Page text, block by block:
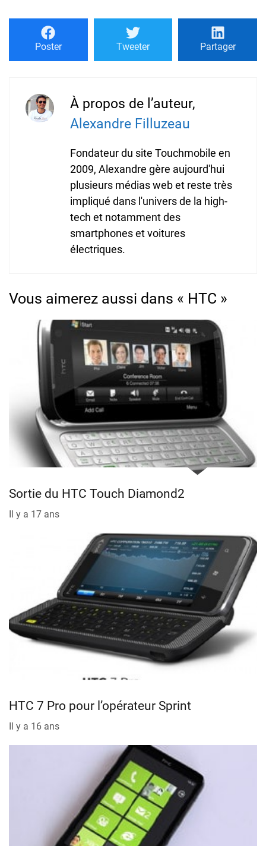
Poster Tweeter Partager
À propos de l’auteur,
Alexandre Filluzeau
Fondateur du site Touchmobile en
2009, Alexandre gère aujourd'hui
plusieurs médias web et reste très
impliqué dans l'univers de la high-
tech et notamment des
smartphones et voitures
électriques.
Vous aimerez aussi dans « HTC »
Sortie du HTC Touch Diamond2
Il y a 17 ans
HTC 7 Pro pour l’opérateur Sprint
Il y a 16 ans